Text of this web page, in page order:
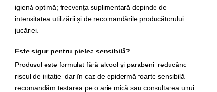
igienă optimă; frecvența suplimentară depinde de
intensitatea utilizării și de recomandările producătorului
jucăriei.
Este sigur pentru pielea sensibilă?
Produsul este formulat fără alcool și parabeni, reducând
riscul de iritație, dar în caz de epidermă foarte sensibilă
recomandăm testarea pe o arie mică sau consultarea unui